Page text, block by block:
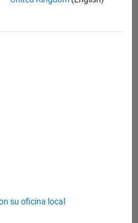
Technology Analyst
su oficina local